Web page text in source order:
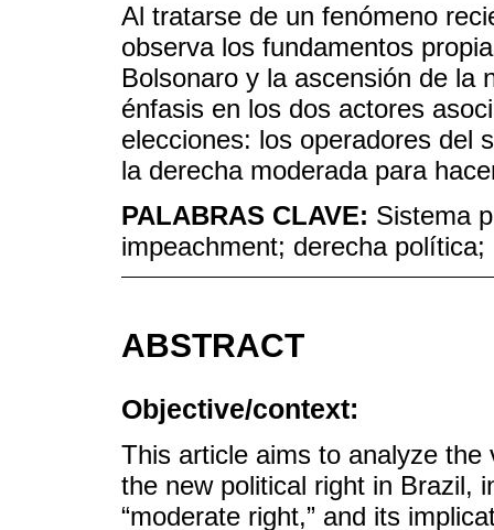
Al tratarse de un fenómeno
observa los fundamentos
Bolsonaro y la ascensión de la
énfasis en los dos actores
elecciones: los operadores del
la derecha moderada para
PALABRAS CLAVE: Sistema
impeachment; derecha
ABSTRACT
Objective/context:
This article aims to analyze
the new political right in Brazil,
“moderate right,” and its